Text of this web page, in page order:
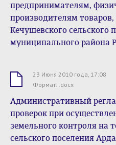
предпринимателям,
производителям
Кечушевского сельского
муниципального района
23 Июня 2010 года, 17:08
Формат: .docx
Административный
проверок при
земельного контроля на
сельского поселения